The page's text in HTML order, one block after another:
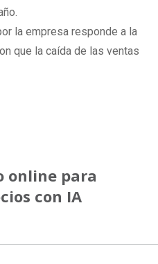
la empresa responde a la
que la caída de las ventas
online para
con IA